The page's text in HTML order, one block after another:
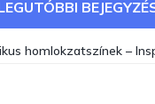
homlokzatszínek –